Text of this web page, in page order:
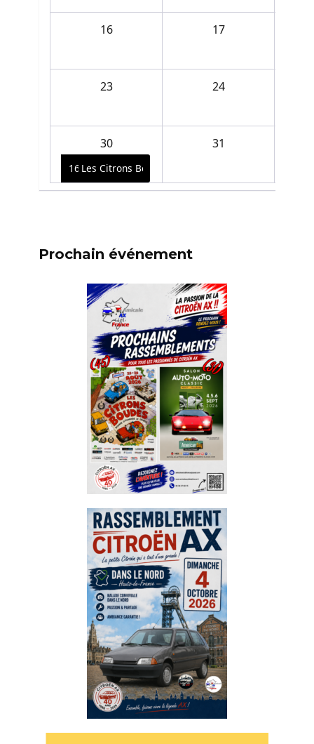
16 17
23 24
30
16:00Les Citrons Boudés 28 au 30 Août 2026
31
Prochain événement